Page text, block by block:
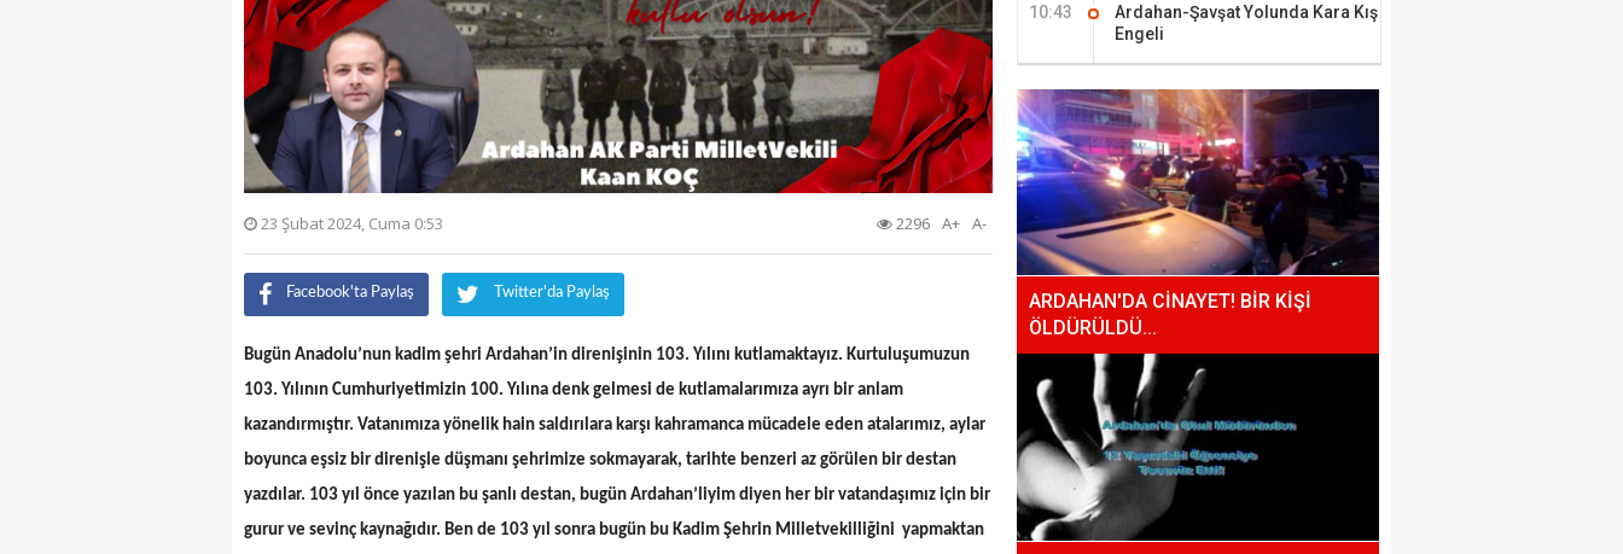
23 Şubat 2024, Cuma 0:53 A-
A+
2296
Facebook'ta Paylaş Twitter'da Paylaş
Bugün Anadolu’nun kadim şehri Ardahan’in direnişinin 103. Yılını kutlamaktayız. Kurtuluşumuzun
103. Yılının Cumhuriyetimizin 100. Yılına denk gelmesi de kutlamalarımıza ayrı bir anlam
kazandırmıştır. Vatanımıza yönelik hain saldırılara karşı kahramanca mücadele eden atalarımız, aylar
boyunca eşsiz bir direnişle düşmanı şehrimize sokmayarak, tarihte benzeri az görülen bir destan
yazdılar. 103 yıl önce yazılan bu şanlı destan, bugün Ardahan’liyim diyen her bir vatandaşımız için bir
gurur ve sevinç kaynağıdır. Ben de 103 yıl sonra bugün bu Kadim Şehrin Milletvekilliğini yapmaktan
10:43
Ardahan-Şavşat Yolunda Kara Kış
Engeli
ARDAHAN'DA CİNAYET! BİR KİŞİ
ÖLDÜRÜLDÜ...